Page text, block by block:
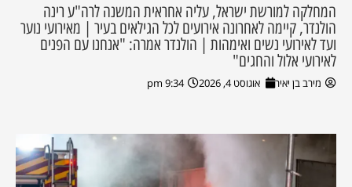
המחלקה למורשת ישראל, עליה אחראית המשנה לרה"ע רינה
הולנדר, קיימה לאחרונה אירועים לכל הגילאים בעיר | מאירועי נוער
ועד לאירועי נשים ואימהות | הולנדר אמרה: "אנחנו עם הפנים
לאירועי אלול והחגים"
מירב בן יאיר אוגוסט 4, 2026 9:34 pm